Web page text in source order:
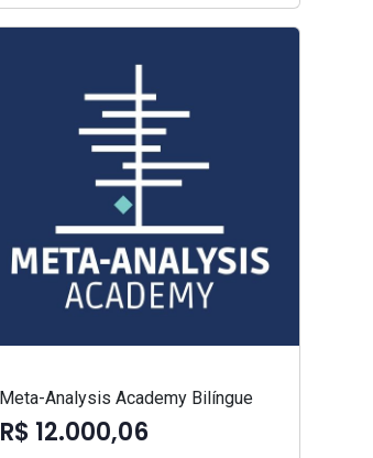
Meta-Analysis Academy Bilíngue
R$ 12.000,06